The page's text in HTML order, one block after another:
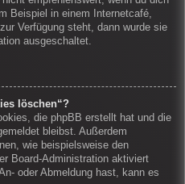
Beispiel in einem Internetcafé,
Verfügung steht, dann wurde sie
ausgeschaltet.
löschen“?
die phpBB erstellt hat und die
bleibst. Außerdem
wie beispielsweise den
Board-Administration aktiviert
oder Abmeldung hast, kann es